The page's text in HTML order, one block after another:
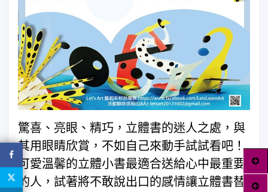
驚喜、亮眼、精巧，立體書的迷人之處，與
其用眼睛欣賞，不如自己來動手試試看吧！
可愛溫馨的立體小書最適合送給心中最重要
的人，試著將不敢說出口的感情讓立體書替